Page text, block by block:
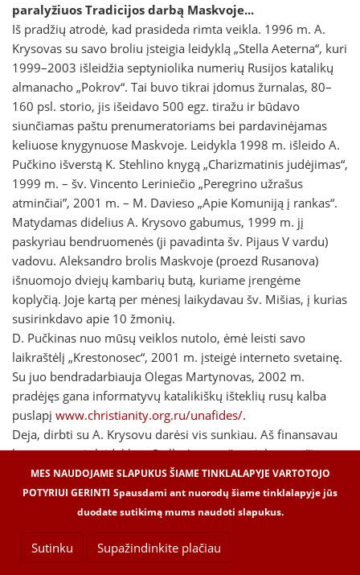
paralyžiuos Tradicijos darbą Maskvoje...
Iš pradžių atrodė, kad prasideda rimta veikla. 1996 m. A.
Krysovas su savo broliu įsteigia leidyklą „Stella Aeterna“, kuri
1999–2003 išleidžia septyniolika numerių Rusijos katalikų
almanacho „Pokrov“. Tai buvo tikrai įdomus žurnalas, 80–
160 psl. storio, jis išeidavo 500 egz. tiražu ir būdavo
siunčiamas paštu prenumeratoriams bei pardavinėjamas
keliuose knygynuose Maskvoje. Leidykla 1998 m. išleido A.
Pučkino išverstą K. Stehlino knygą „Charizmatinis judėjimas“,
1999 m. – šv. Vincento Leriniečio „Peregrino užrašus
atminčiai”, 2001 m. – M. Davieso „Apie Komuniją į rankas“.
Matydamas didelius A. Krysovo gabumus, 1999 m. jį
paskyriau bendruomenės (ji pavadinta šv. Pijaus V vardu)
vadovu. Aleksandro brolis Maskvoje (proezd Rusanova)
išnuomojo dviejų kambarių butą, kuriame įrengėme
koplyčią. Joje kartą per mėnesį laikydavau šv. Mišias, į kurias
susirinkdavo apie 10 žmonių.
D. Pučkinas nuo mūsų veiklos nutolo, ėmė leisti savo
laikraštėlį „Krestonosec“, 2001 m. įsteigė interneto svetainę.
Su juo bendradarbiauja Olegas Martynovas, 2002 m.
pradėjęs gana informatyvų katalikiškų išteklių rusų kalba
puslapį www.christianity.org.ru/unafides/.
Deja, dirbti su A. Krysovu darėsi vis sunkiau. Aš finansavau
buto nuomą ir leidyklos „Stella Aeterna“ projektus, tačiau
negaudavau ataskaitos, bendruomenėje įsivyravo nesveika
atmosfera. A. Krysovas be mano žinios publikavo kelias
nepadorias karikatūras apie diecezinę kunigų seminariją, dėl
kurių turėjau atsiprašinėti prieš Maskvos arkivyskupą...
2003 m. mūsų santykiai peraugo į konfliktą, rugpjūčio 19 d.
MES NAUDOJAME SLAPUKUS ŠIAME TINKLALAPYJE VARTOTOJO
POTYRIUI GERINTI Spausdami ant nuorodų šiame tinklalapyje jūs
duodate sutikimą mums naudoti slapukus.
Sutinku Supažindinkite plačiau